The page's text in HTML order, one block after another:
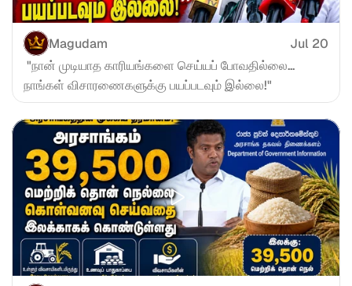
Magudam
Jul 20
நாங்கள் விசாரணைகளுக்கு பயப்படவும் இல்லை!"